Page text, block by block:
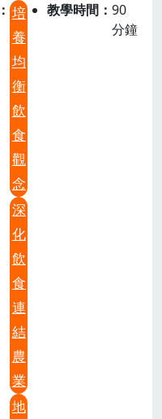
培
養
均
衡
飲
食
觀
念
深
化
飲
食
連
結
農
業
地
教學時間
90
分鐘